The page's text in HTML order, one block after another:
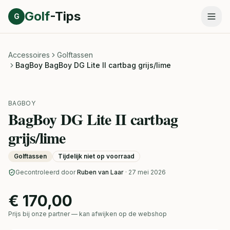
Direct naar inhoud
G Golf-Tips
Accessoires
Golftassen
BagBoy BagBoy DG Lite II cartbag grijs/lime
BAGBOY
BagBoy DG Lite II cartbag
grijs/lime
Golftassen Tijdelijk niet op voorraad
Gecontroleerd door Ruben van Laar · 27 mei 2026
€ 170,00
Prijs bij onze partner — kan afwijken op de webshop